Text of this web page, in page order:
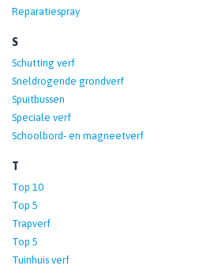
Reparatiespray
S
Schutting verf
Sneldrogende grondverf
Spuitbussen
Speciale verf
Schoolbord- en magneetverf
T
Top 10
Top 5
Trapverf
Top 5
Tuinhuis verf